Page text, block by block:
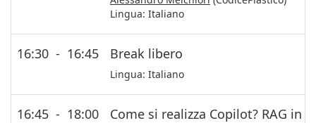
Lingua: Italiano
16:30 - 16:45 Break libero
Lingua: Italiano
16:45 - 18:00 Come si realizza Copilot? RAG in